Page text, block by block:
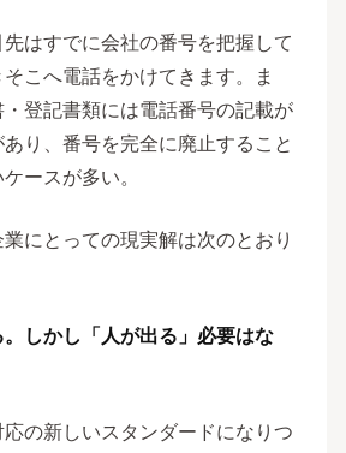
はすでに会社の番号を把握して
こへ電話をかけてきます。ま
登記書類には電話番号の記載が
り、番号を完全に廃止すること
ースが多い。
にとっての現実解は次のとおり
しかし「人が出る」必要はな
の新しいスタンダードになりつ